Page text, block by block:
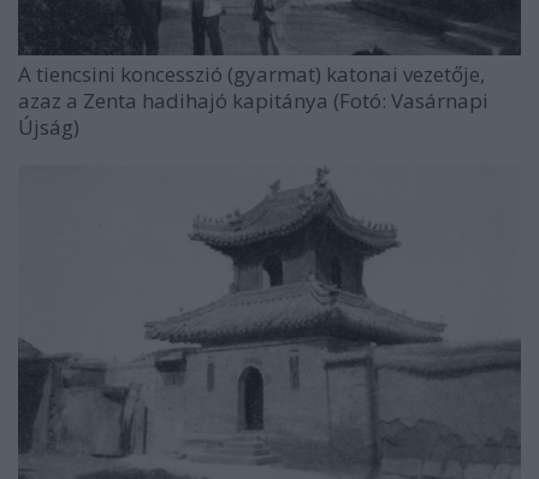
A tiencsini koncesszió (gyarmat) katonai vezetője,
azaz a Zenta hadihajó kapitánya (Fotó: Vasárnapi
Újság)